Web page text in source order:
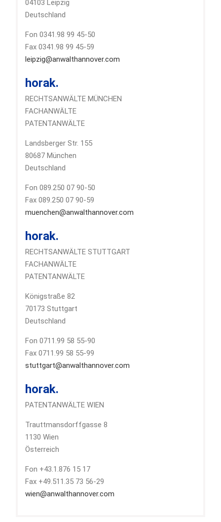
04103 Leipzig
Deutschland
Fon 0341.98 99 45-50
Fax 0341.98 99 45-59
leipzig@anwalthannover.com
horak.
RECHTSANWÄLTE MÜNCHEN
FACHANWÄLTE
PATENTANWÄLTE
Landsberger Str. 155
80687 München
Deutschland
Fon 089.250 07 90-50
Fax 089.250 07 90-59
muenchen@anwalthannover.com
horak.
RECHTSANWÄLTE STUTTGART
FACHANWÄLTE
PATENTANWÄLTE
Königstraße 82
70173 Stuttgart
Deutschland
Fon 0711.99 58 55-90
Fax 0711.99 58 55-99
stuttgart@anwalthannover.com
horak.
PATENTANWÄLTE WIEN
Trauttmansdorffgasse 8
1130 Wien
Österreich
Fon +43.1.876 15 17
Fax +49.511.35 73 56-29
wien@anwalthannover.com